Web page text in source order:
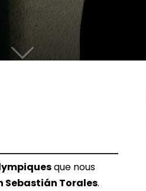
que nous
Sebastián Torales.